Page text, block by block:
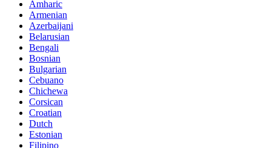
Amharic
Armenian
Azerbaijani
Belarusian
Bengali
Bosnian
Bulgarian
Cebuano
Chichewa
Corsican
Croatian
Dutch
Estonian
Filipino